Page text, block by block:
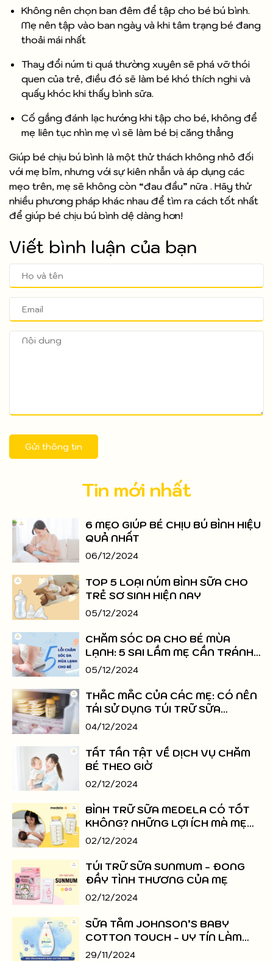
Không nên chọn ban đêm để tập cho bé bú bình.
Mẹ nên tập vào ban ngày và khi tâm trạng bé đang
thoải mái nhất
Thay đổi núm ti quá thường xuyên sẽ phá vỡ thói
quen của trẻ, điều đó sẽ làm bé khó thích nghi và
quấy khóc khi thấy bình sữa.
Cố gắng đánh lạc hướng khi tập cho bé, không để
mẹ liên tục nhìn mẹ vì sẽ làm bé bị căng thẳng
Giúp bé chịu bú bình là một thử thách không nhỏ đối
với mẹ bỉm, nhưng với sự kiên nhẫn và áp dụng các
mẹo trên, mẹ sẽ không còn “đau đầu” nữa . Hãy thử
nhiều phương pháp khác nhau để tìm ra cách tốt nhất
để giúp bé chịu bú bình dệ dàng hơn!
Viết bình luận của bạn
Gửi thông tin
Tin mới nhất
6 MẸO GIÚP BÉ CHỊU BÚ BÌNH HIỆU
QUẢ NHẤT
06/12/2024
TOP 5 LOẠI NÚM BÌNH SỮA CHO
TRẺ SƠ SINH HIỆN NAY
05/12/2024
CHĂM SÓC DA CHO BÉ MÙA
LẠNH: 5 SAI LẦM MẸ CẦN TRÁNH
NGAY
05/12/2024
THẮC MẮC CỦA CÁC MẸ: CÓ NÊN
TÁI SỬ DỤNG TÚI TRỮ SỮA
KHÔNG?
04/12/2024
TẤT TẦN TẬT VỀ DỊCH VỤ CHĂM
BÉ THEO GIỜ
02/12/2024
BÌNH TRỮ SỮA MEDELA CÓ TỐT
KHÔNG? NHỮNG LỢI ÍCH MÀ MẸ
NÊN BIẾT
02/12/2024
TÚI TRỮ SỮA SUNMUM - ĐONG
ĐẦY TÌNH THƯƠNG CỦA MẸ
02/12/2024
SỮA TẮM JOHNSON’S BABY
COTTON TOUCH - UY TÍN LÀM
NÊN THƯƠNG HIỆU
29/11/2024